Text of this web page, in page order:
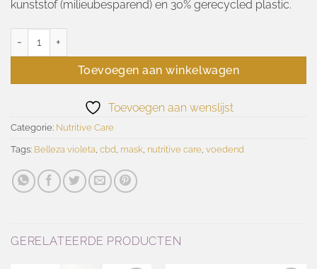
kunststof (milieubesparend) en 30% gerecycled plastic.
Toevoegen aan winkelwagen
Toevoegen aan wenslijst
Categorie: Nutritive Care
Tags: Belleza violeta cbd mask nutritive care voedend
GERELATEERDE PRODUCTEN